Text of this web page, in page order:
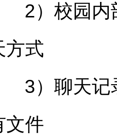
）校园内部
方式
）聊天记录
文件